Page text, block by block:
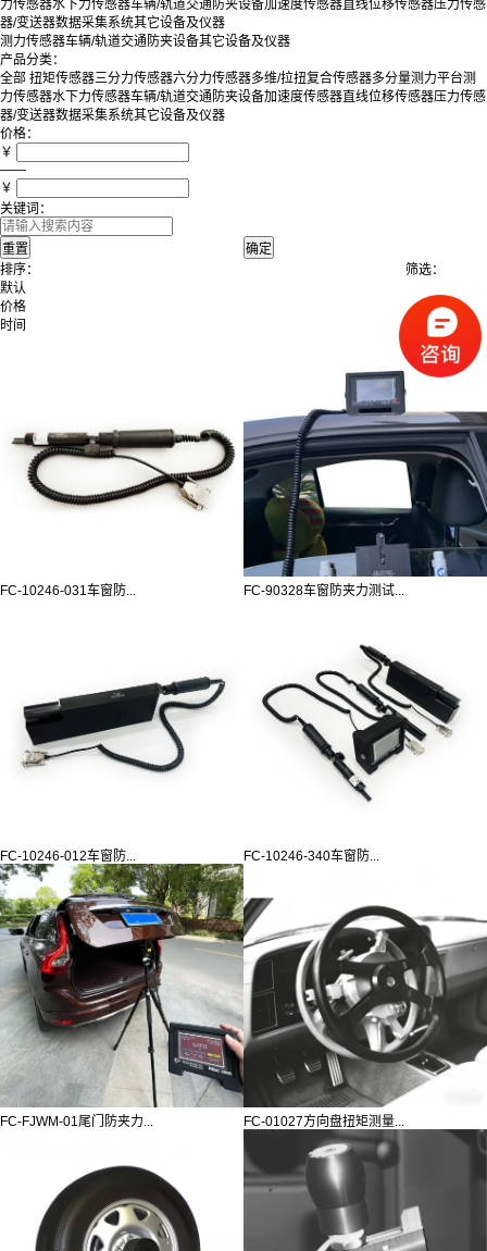
力传感器水下力传感器车辆/轨道交通防夹设备加速度传感器 直线位移传感器压力传感
器/变送器数据采集系统其它设备及仪器
测力传感器车辆/轨道交通防夹设备其它设备及仪器
产品分类：
全部 扭矩传感器三分力传感器六分力传感器多维/拉扭复合传感器多分量测力平台测
力传感器水下力传感器车辆/轨道交通防夹设备加速度传感器直线位移传感器压力传感
器/变送器数据采集系统其它设备及仪器
价格：
￥
——
￥
关键词：
排序：
默认
价格
时间
筛选：
FC-10246-031车窗防... FC-90328车窗防夹力测试...
FC-10246-012车窗防... FC-10246-340车窗防...
FC-FJWM-01尾门防夹力... FC-01027方向盘扭矩测量...